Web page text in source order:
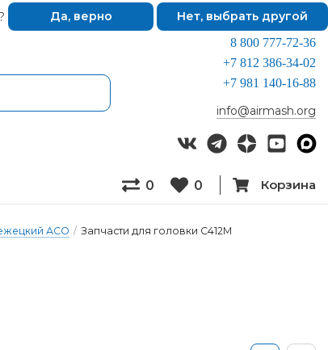
Да, верно Нет, выбрать другой
8 800 777-72-36
+7 812 386-34-02
+7 981 140-16-88
info@airmash.org
0 0 Корзина
АСО / Запчасти для головки С412М